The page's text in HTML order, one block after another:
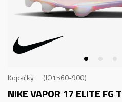
Kopačky IO1560-900
NIKE VAPOR 17 ELITE FG T